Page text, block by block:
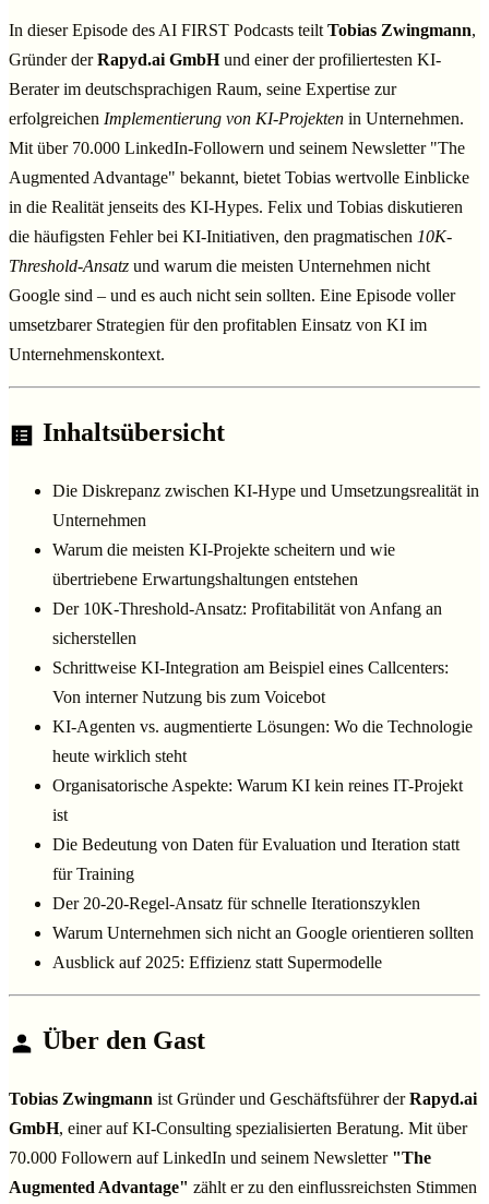
In dieser Episode des AI FIRST Podcasts teilt Tobias Zwingmann,
Gründer derRapyd.ai GmbHund einer der profiliertesten KI-
Berater im deutschsprachigen Raum, seine Expertise zur
erfolgreichen Implementierung von KI-Projekten in Unternehmen.
Mit über 70.000 LinkedIn-Followern und seinem Newsletter "The
Augmented Advantage" bekannt, bietet Tobias wertvolle Einblicke
in die Realität jenseits des KI-Hypes. Felix und Tobias diskutieren
die häufigsten Fehler bei KI-Initiativen, den pragmatischen 10K-
Threshold-Ansatz und warum die meisten Unternehmen nicht
Google sind – und es auch nicht sein sollten. Eine Episode voller
umsetzbarer Strategien für den profitablen Einsatz von KI im
Unternehmenskontext.
Inhaltsübersicht
Die Diskrepanz zwischen KI-Hype und Umsetzungsrealität in
Unternehmen
Warum die meisten KI-Projekte scheitern und wie
übertriebene Erwartungshaltungen entstehen
Der 10K-Threshold-Ansatz: Profitabilität von Anfang an
sicherstellen
Schrittweise KI-Integration am Beispiel eines Callcenters:
Von interner Nutzung bis zum Voicebot
KI-Agenten vs. augmentierte Lösungen: Wo die Technologie
heute wirklich steht
Organisatorische Aspekte: Warum KI kein reines IT-Projekt
ist
Die Bedeutung von Daten für Evaluation und Iteration statt
für Training
Der 20-20-Regel-Ansatz für schnelle Iterationszyklen
Warum Unternehmen sich nicht an Google orientieren sollten
Ausblick auf 2025: Effizienz statt Supermodelle
Über den Gast
Tobias Zwingmann ist Gründer und Geschäftsführer derRapyd.ai
GmbH, einer auf KI-Consulting spezialisierten Beratung. Mit über
70.000 Followern auf LinkedIn und seinem Newsletter "The
Augmented Advantage" zählt er zu den einflussreichsten Stimmen